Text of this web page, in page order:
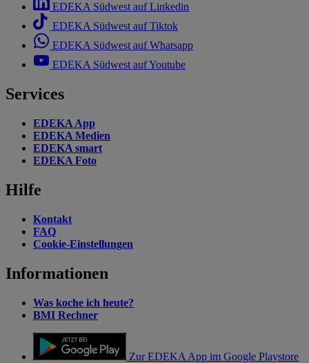
EDEKA Südwest auf Linkedin
EDEKA Südwest auf Tiktok
EDEKA Südwest auf Whatsapp
EDEKA Südwest auf Youtube
Services
EDEKA App
EDEKA Medien
EDEKA smart
EDEKA Foto
Hilfe
Kontakt
FAQ
Cookie-Einstellungen
Informationen
Was koche ich heute?
BMI Rechner
Zur EDEKA App im Google Playstore